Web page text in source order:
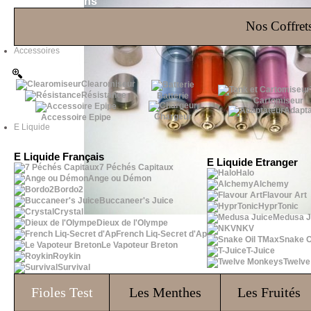
Nos
Accessoires
Clearomiseur
Résistance
Accessoire Epipe
Batterie
Chargeur
Cartomiseur
E Liquide
E Liquide Français
7 Péchés Capitaux
Ange ou Démon
Bordo2
Buccaneer's Juice
Crystal
Dieux de l'Olympe
French Liq-Secret d'Ap
Le Vapoteur Breton
Roykin
Survival
E Liquide Etranger
Halo
Alchemy
Flavour Art
HyprTonic
Medusa
NKV
Snake
T-Juice
Fioles Test Les Menthes Les Fruités